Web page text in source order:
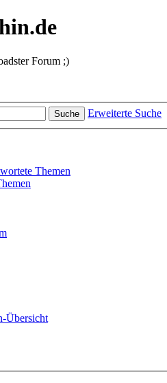
Forum ;)
Suche Erweiterte Suche
Themen
Übersicht